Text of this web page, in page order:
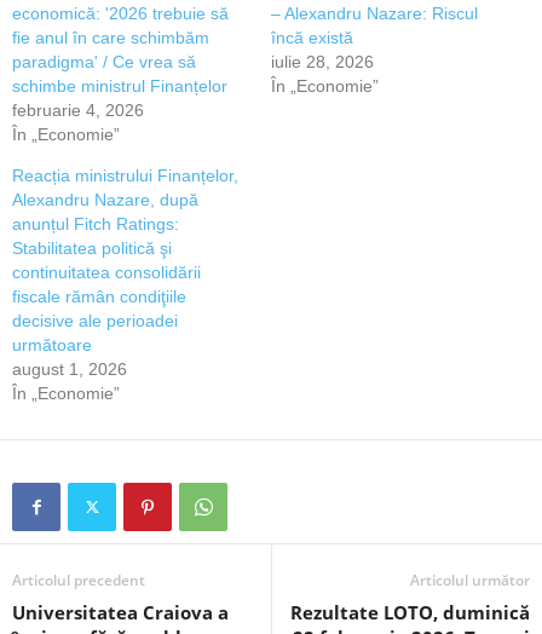
economică: '2026 trebuie să
fie anul în care schimbăm
paradigma' / Ce vrea să
schimbe ministrul Finanțelor
februarie 4, 2026
În „Economie”
– Alexandru Nazare: Riscul
încă există
iulie 28, 2026
În „Economie”
Reacția ministrului Finanțelor,
Alexandru Nazare, după
anunțul Fitch Ratings:
Stabilitatea politică şi
continuitatea consolidării
fiscale rămân condiţiile
decisive ale perioadei
următoare
august 1, 2026
În „Economie”
Articolul precedent
Universitatea Craiova a
Articolul următor
Rezultate LOTO, duminică